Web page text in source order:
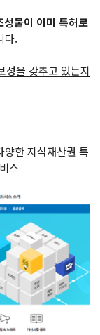
물이 이미 특허로
다.
성을 갖추고 있는지
한 지식재산권 특
스